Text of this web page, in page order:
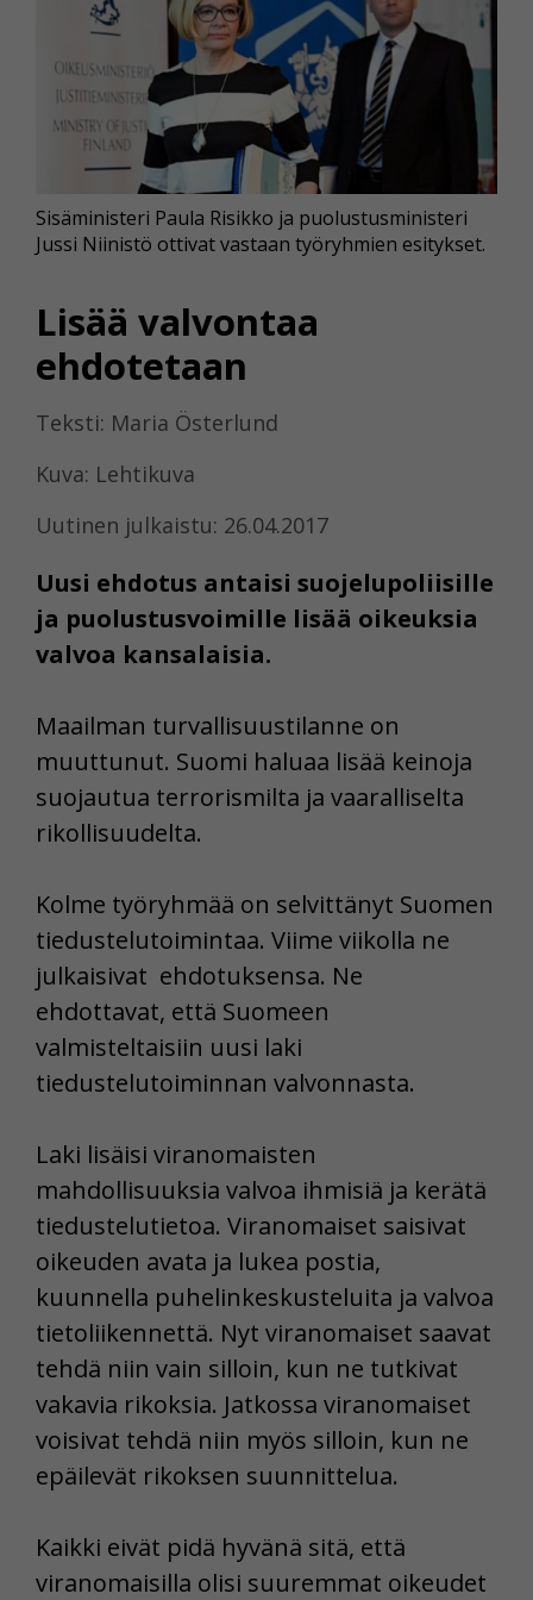
Lisää valvontaa
ehdotetaan
Teksti: Maria Österlund
Kuva: Lehtikuva
Uutinen julkaistu: 26.04.2017
Uusi ehdotus antaisi suojelupoliisille
ja puolustusvoimille lisää oikeuksia
valvoa kansalaisia.
Sisäministeri Paula Risikko ja puolustusministeri
Jussi Niinistö ottivat vastaan työryhmien esitykset.
Maailman turvallisuustilanne on
muuttunut. Suomi haluaa lisää keinoja
suojautua terrorismilta ja vaaralliselta
rikollisuudelta.
Kolme työryhmää on selvittänyt Suomen
tiedustelutoimintaa. Viime viikolla ne
julkaisivat ehdotuksensa. Ne
ehdottavat, että Suomeen
valmisteltaisiin uusi laki
tiedustelutoiminnan valvonnasta.
Laki lisäisi viranomaisten
mahdollisuuksia valvoa ihmisiä ja kerätä
tiedustelutietoa. Viranomaiset saisivat
oikeuden avata ja lukea postia,
kuunnella puhelinkeskusteluita ja valvoa
tietoliikennettä. Nyt viranomaiset saavat
tehdä niin vain silloin, kun ne tutkivat
vakavia rikoksia. Jatkossa viranomaiset
voisivat tehdä niin myös silloin, kun ne
epäilevät rikoksen suunnittelua.
Kaikki eivät pidä hyvänä sitä, että
viranomaisilla olisi suuremmat oikeudet